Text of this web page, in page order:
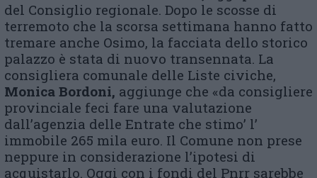
del Consiglio regionale. Dopo le scosse di
terremoto che la scorsa settimana hanno fatto
tremare anche Osimo, la facciata dello storico
palazzo è stata di nuovo transennata. La
consigliera comunale delle Liste civiche,
Monica Bordoni, aggiunge che «da consigliere
provinciale feci fare una valutazione
dall’agenzia delle Entrate che stimo’ l’
immobile 265 mila euro. Il Comune non prese
neppure in considerazione l’ipotesi di
acquistarlo. Oggi con i fondi del Pnrr sarebbe